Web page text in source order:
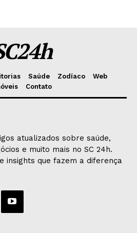
Saúde Zodíaco
Web
Contato
atualizados sobre saúde,
e muito mais no SC 24h.
insights que fazem a diferença